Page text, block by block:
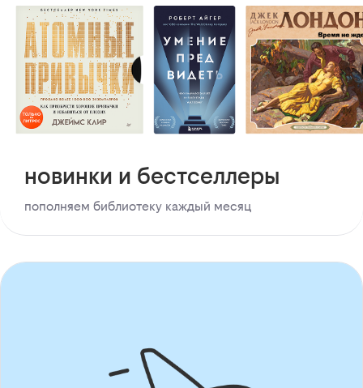
новинки и бестселлеры
пополняем библиотеку каждый месяц